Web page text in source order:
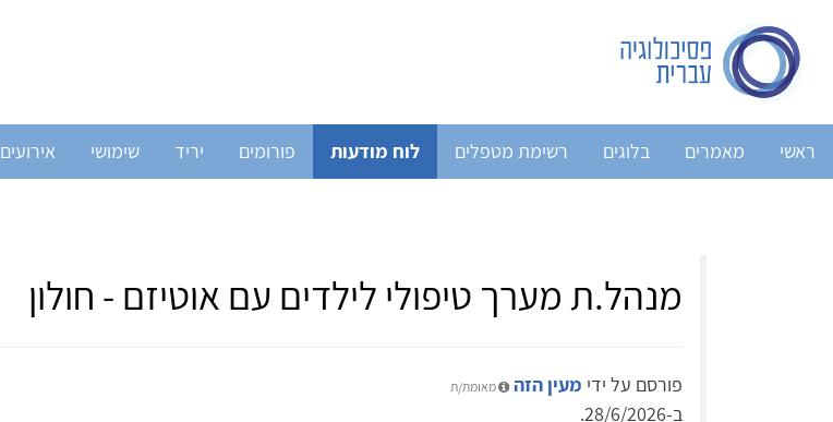
ראשי מאמרים בלוגים רשימת מטפלים לוח מודעות פורומים יריד שימושי אירועים
מנהל.ת מערך טיפולי לילדים עם אוטיזם - חולון
פורסם על ידי מעין הזה מאומת/ת
ב-28/6/2026.